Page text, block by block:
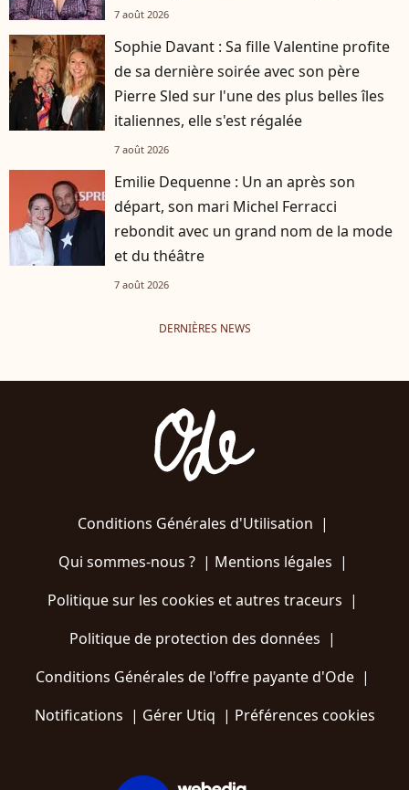
7 août 2026
Sophie Davant : Sa fille Valentine profite
de sa dernière soirée avec son père
Pierre Sled sur l'une des plus belles îles
italiennes, elle s'est régalée
7 août 2026
Emilie Dequenne : Un an après son
départ, son mari Michel Ferracci
rebondit avec un grand nom de la mode
et du théâtre
7 août 2026
DERNIÈRES NEWS
Conditions Générales d'Utilisation |
Qui sommes-nous ?| Mentions légales |
Politique sur les cookies et autres traceurs |
Politique de protection des données |
Conditions Générales de l'offre payante d'Ode |
Notifications | Gérer Utiq | Préférences cookies